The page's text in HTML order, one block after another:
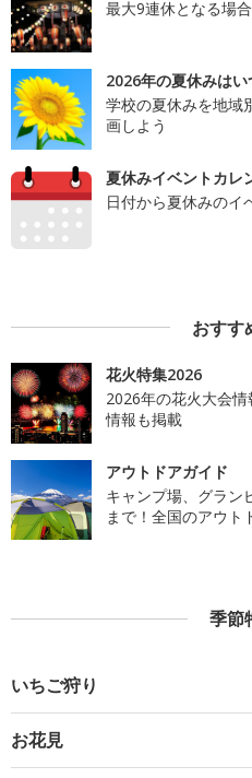
最大9連休となる場
2026年の夏休みは
学校の夏休みを地域
画しよう
夏休みイベントカレ
日付から夏休みのイ
おすす
花火特集2026
2026年の花火大会
情報も掲載
アウトドアガイド
キャンプ場、グラン
まで！全国のアウト
季節
いちご狩り
お花見